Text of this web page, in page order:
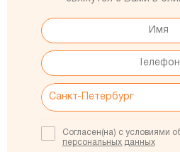
Согласен(на) с условиями
персональных данных